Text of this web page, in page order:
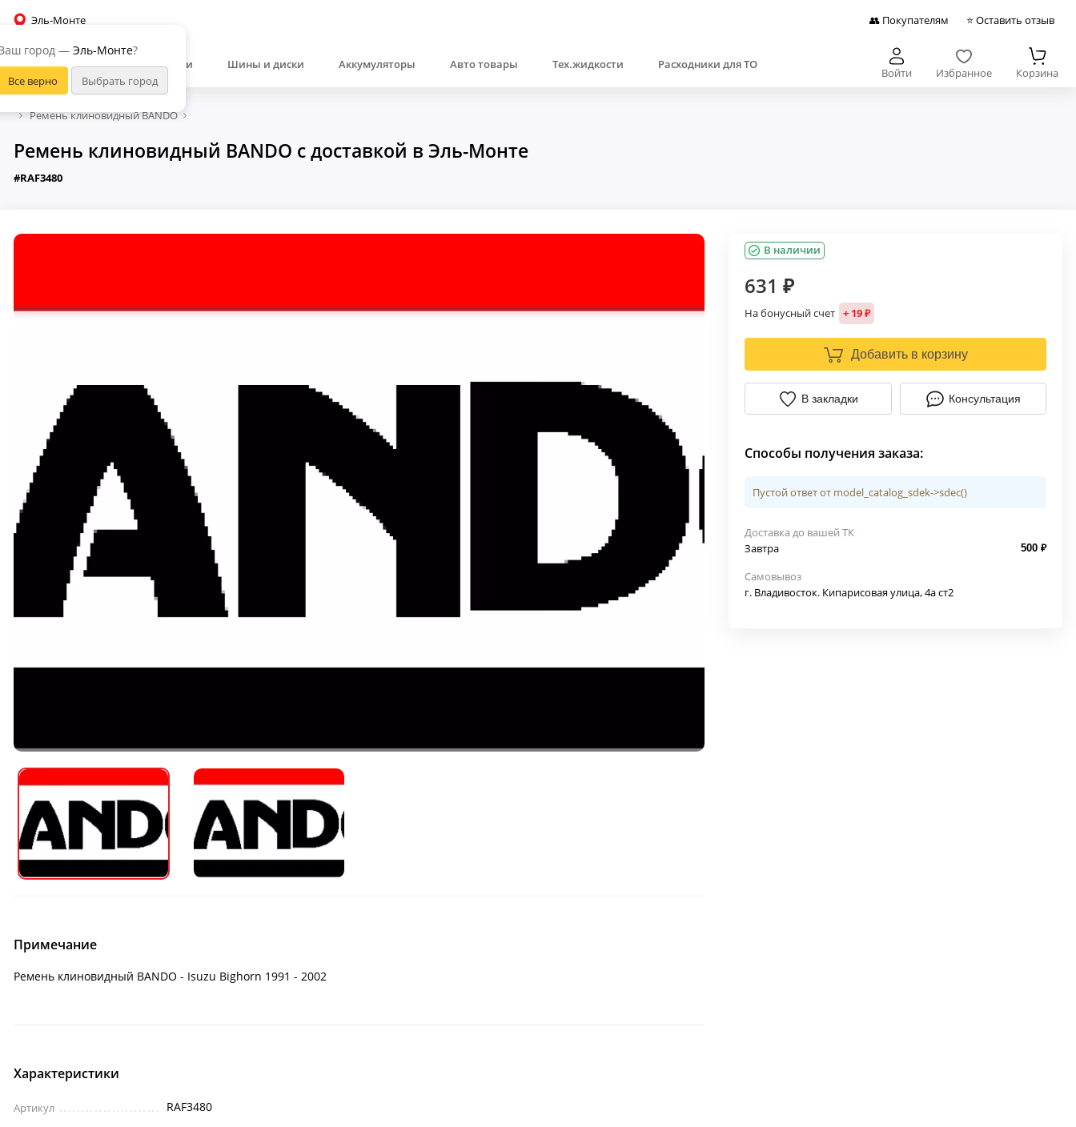
Эль-Монте
город — Эль-Монте?
👥 Покупателям ⭐ Оставить отзыв
Автозапчасти Шины и диски Аккумуляторы Авто товары Тех.жидкости Расходники для ТО
Войти Избранное Корзина
Ремень клиновидный BANDO
Ремень клиновидный BANDO с доставкой в Эль-Монте
#RAF3480
Примечание
Ремень клиновидный BANDO - Isuzu Bighorn 1991 - 2002
Характеристики
Артикул RAF3480
В наличии
631 ₽
На бонусный счет + 19 ₽
Добавить в корзину
В закладки Консультация
Способы получения заказа:
Пустой ответ от model_catalog_sdek->sdec()
Доставка до вашей ТК
Завтра
500 ₽
Самовывоз
г. Владивосток. Кипарисовая улица, 4а ст2